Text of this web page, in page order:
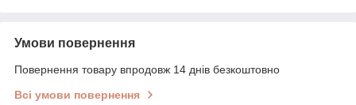
Умови повернення
Повернення товару впродовж 14 днів безкоштовно
Всі умови повернення